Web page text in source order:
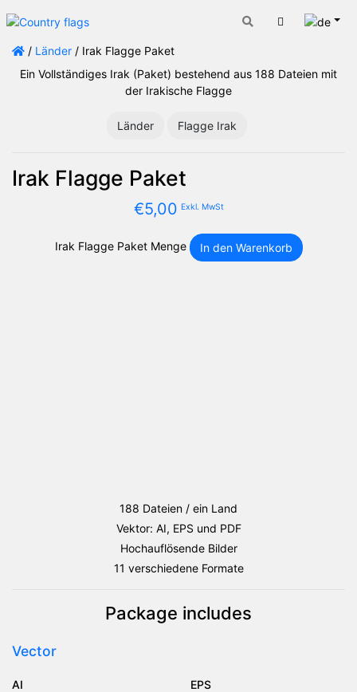
Warenkorb
/ Länder / Irak Flagge Paket
Ein Vollständiges Irak (Paket) bestehend aus 188 Dateien mit
der Irakische Flagge
Länder Flagge Irak
Irak Flagge Paket
€5,00 Exkl. MwSt
Irak Flagge Paket Menge In den Warenkorb
188 Dateien / ein Land
Vektor: AI, EPS und PDF
Hochauflösende Bilder
11 verschiedene Formate
Package includes
Vector
AI EPS